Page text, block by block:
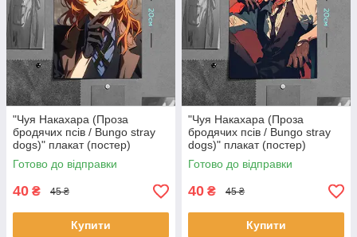
"Чуя Накахара (Проза
бродячих псів / Bungo stray
dogs)" плакат (постер)
розміром А5 (14х20см)
Готово до відправки
40 ₴ 45 ₴
Купити
"Чуя Накахара (Проза
бродячих псів / Bungo stray
dogs)" плакат (постер)
розміром А5 (14х20см)
Готово до відправки
40 ₴ 45 ₴
Купити